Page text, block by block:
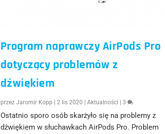
Program naprawczy AirPods Pro
dotyczący problemów z
dźwiękiem
przez Jaromir Kopp 2 lis 2020 Aktualności 3
Ostatnio sporo osób skarżyło się na problemy z
dźwiękiem w słuchawkach AirPods Pro. Problem